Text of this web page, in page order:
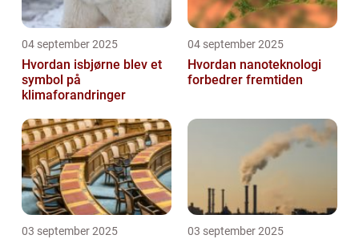
04 september 2025
Hvordan isbjørne blev et
symbol på
klimaforandringer
04 september 2025
Hvordan nanoteknologi
forbedrer fremtiden
03 september 2025 03 september 2025